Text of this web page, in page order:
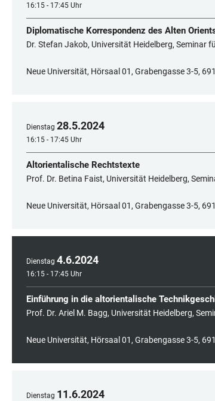
16:15 - 17:45 Uhr
Diplomatische Korrespondenz des Alten
Dr. Stefan Jakob, Universität Heidelberg, Seminar
Neue Universität, Hörsaal 01, Grabengasse 3-5,
Dienstag 28.5.2024
16:15 - 17:45 Uhr
Altorientalische Rechtstexte
Prof. Dr. Betina Faist, Universität Heidelberg,
Neue Universität, Hörsaal 01, Grabengasse 3-5,
Dienstag 4.6.2024
16:15 - 17:45 Uhr
Einführung in die altorientalische
Prof. Dr. Ariel M. Bagg, Universität Heidelberg,
Neue Universität, Hörsaal 01, Grabengasse 3-5,
Dienstag 11.6.2024